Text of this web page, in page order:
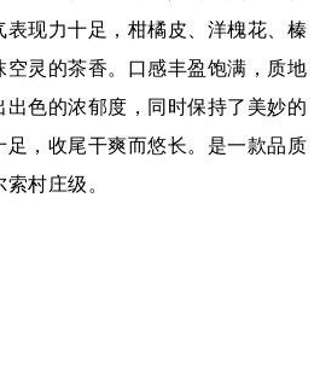
现力十足，柑橘皮、洋槐花、 榛
灵的茶香。口感丰盈饱满，质地
色的浓郁度， 同时保持了美妙的
足，收尾干爽而悠长。是一款品质
索村庄级。